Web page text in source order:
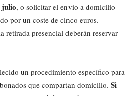
julio, o solicitar el envío a domicilio
por un coste de cinco euros.
retirada presencial deberán reservar
un procedimiento específico para
que compartan domicilio. Si